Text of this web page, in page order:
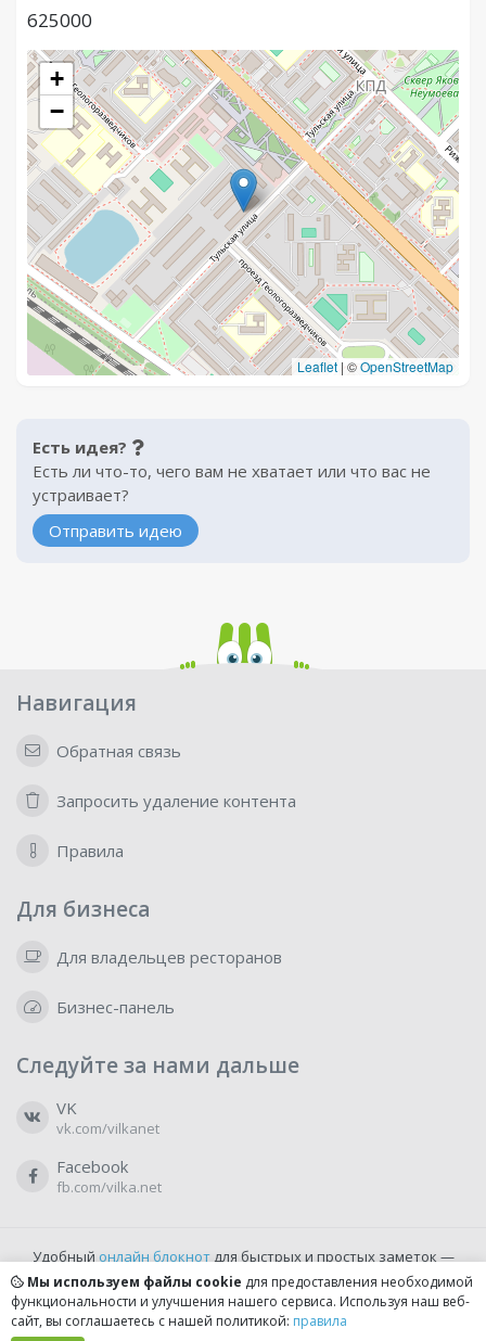
625000
+
−
Leaflet |©OpenStreetMap
Есть идея?
Есть ли что-то, чего вам не хватает или что вас не
устраивает?
Отправить идею
Навигация
Обратная связь
Запросить удаление контента
Правила
Для бизнеса
Для владельцев ресторанов
Бизнес-панель
Следуйте за нами дальше
VK
vk.com/vilkanet
Facebook
fb.com/vilka.net
Удобный онлайн блокнотдля быстрых и простых заметок —
бесплатно и доступно прямо из браузера.
Мы используем файлы cookie для предоставления необходимой
функциональности и улучшения нашего сервиса. Используя наш веб-
сайт, вы соглашаетесь с нашей политикой: правила